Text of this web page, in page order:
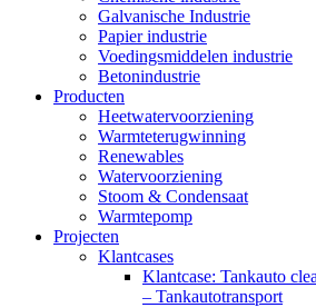
Galvanische Industrie
Papier industrie
Voedingsmiddelen industrie
Betonindustrie
Producten
Heetwatervoorziening
Warmteterugwinning
Renewables
Watervoorziening
Stoom & Condensaat
Warmtepomp
Projecten
Klantcases
Klantcase: Tankauto
– Tankautotransport